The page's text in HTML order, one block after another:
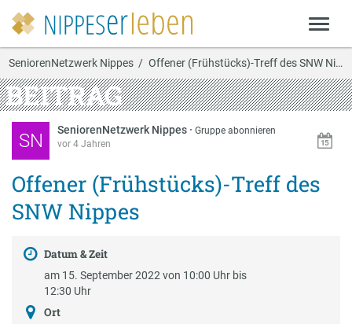
SeniorenNetzwerk Nippes Offener (Frühstücks)-Treff des SNW Nippes
BEITRAG
SN SeniorenNetzwerk Nippes ·Gruppe abonnieren
vor 4 Jahren
Offener (Frühstücks)-Treff des
SNW Nippes
Datum & Zeit
am 15. September 2022 von 10:00 Uhr bis
12:30 Uhr
Ort